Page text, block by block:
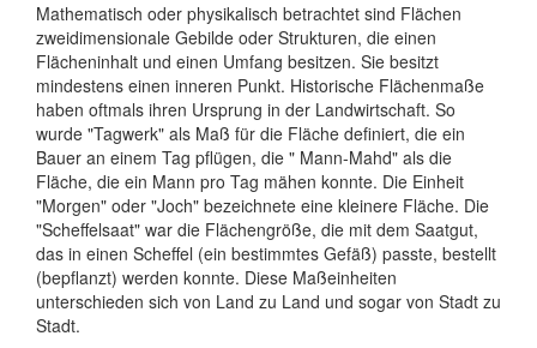
Mathematisch oder physikalisch betrachtet sind Flächen
zweidimensionale Gebilde oder Strukturen, die einen
Flächeninhalt und einen Umfang besitzen. Sie besitzt
mindestens einen inneren Punkt. Historische Flächenmaße
haben oftmals ihren Ursprung in der Landwirtschaft. So
wurde "Tagwerk" als Maß für die Fläche definiert, die ein
Bauer an einem Tag pflügen, die " Mann-Mahd" als die
Fläche, die ein Mann pro Tag mähen konnte. Die Einheit
"Morgen" oder "Joch" bezeichnete eine kleinere Fläche. Die
"Scheffelsaat" war die Flächengröße, die mit dem Saatgut,
das in einen Scheffel (ein bestimmtes Gefäß) passte, bestellt
(bepflanzt) werden konnte. Diese Maßeinheiten
unterschieden sich von Land zu Land und sogar von Stadt zu
Stadt.